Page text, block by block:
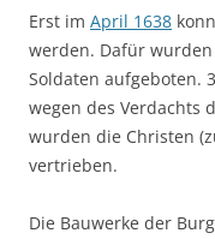
Erst im April 1638
werden. Dafür
Soldaten aufgeboten.
wegen des Verdachts
wurden die Christen
vertrieben.
Die Bauwerke der